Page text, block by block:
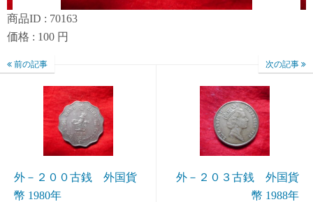
商品ID : 70163
価格 : 100 円
前の記事
外－２００古銭 外国貨
幣 1980年
次の記事
外－２０３古銭 外国貨
幣 1988年